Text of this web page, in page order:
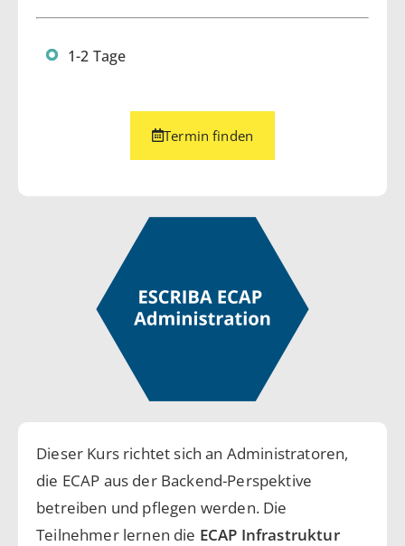
1-2 Tage
Termin finden
Dieser Kurs richtet sich an Administratoren,
die ECAP aus der Backend-Perspektive
betreiben und pflegen werden. Die
Teilnehmer lernen die ECAP Infrastruktur